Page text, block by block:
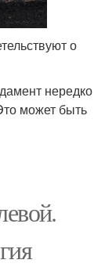
о
нередко
может быть